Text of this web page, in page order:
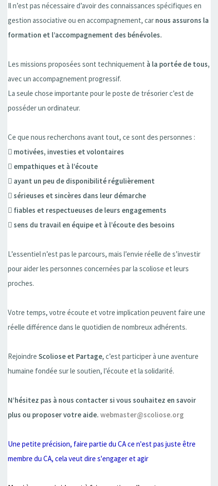
Il n’est pas nécessaire d’avoir des connaissances spécifiques en
gestion associative ou en accompagnement, car nous assurons la
formation et l’accompagnement des bénévoles.
Les missions proposées sont techniquement à la portée de tous,
avec un accompagnement progressif.
La seule chose importante pour le poste de trésorier c’est de
posséder un ordinateur.
Ce que nous recherchons avant tout, ce sont des personnes :
 motivées, investies et volontaires
 empathiques et à l’écoute
 ayant un peu de disponibilité régulièrement
 sérieuses et sincères dans leur démarche
 fiables et respectueuses de leurs engagements
 sens du travail en équipe et à l’écoute des besoins
L’essentiel n’est pas le parcours, mais l’envie réelle de s’investir
pour aider les personnes concernées par la scoliose et leurs
proches.
Votre temps, votre écoute et votre implication peuvent faire une
réelle différence dans le quotidien de nombreux adhérents.
Rejoindre Scoliose et Partage, c’est participer à une aventure
humaine fondée sur le soutien, l’écoute et la solidarité.
N’hésitez pas à nous contacter si vous souhaitez en savoir
plus ou proposer votre aide. webmaster@scoliose.org
Une petite précision, faire partie du CA ce n'est pas juste être
membre du CA, cela veut dire s'engager et agir